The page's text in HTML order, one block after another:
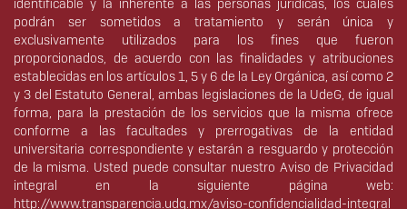
identificable y la inherente a las personas jurídicas, los cuales
podrán ser sometidos a tratamiento y serán única y
exclusivamente utilizados para los fines que fueron
proporcionados, de acuerdo con las finalidades y atribuciones
establecidas en los artículos 1, 5 y 6 de la Ley Orgánica, así como 2
y 3 del Estatuto General, ambas legislaciones de la UdeG, de igual
forma, para la prestación de los servicios que la misma ofrece
conforme a las facultades y prerrogativas de la entidad
universitaria correspondiente y estarán a resguardo y protección
de la misma. Usted puede consultar nuestro Aviso de Privacidad
integral en la siguiente página web:
http://www.transparencia.udg.mx/aviso-confidencialidad-integral